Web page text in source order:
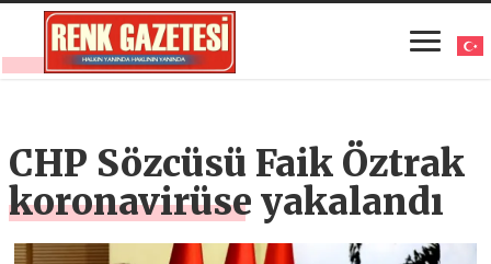
CHP Sözcüsü Faik Öztrak
koronavirüse yakalandı